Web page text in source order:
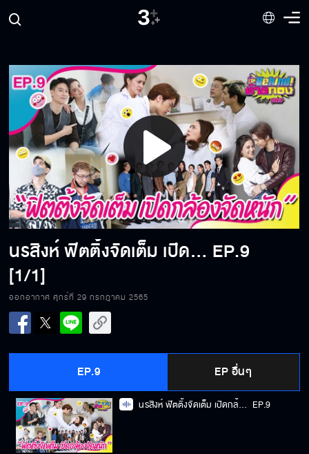
Play
Video
นรสิงห์ ฟิตติ้งจัดเต็ม เปิดกล้องจัดหนัก EP.9
[1/1]
ออกอากาศ ศุกร์ที่ 29 กรกฎาคม 2565
EP.9 EP อื่นๆ
นรสิงห์ ฟิตติ้งจัดเต็ม เปิดกล้องจัดหนัก EP.9